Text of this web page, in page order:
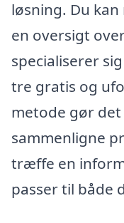
løsning. Du
en oversigt
specialiserer
tre gratis og
metode gør
sammenligne
træffe en
passer til både